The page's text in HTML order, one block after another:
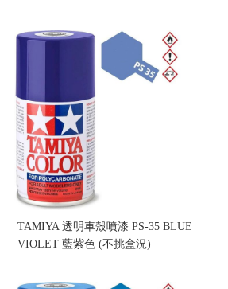
TAMIYA 透明車殼噴漆 PS-35 BLUE
VIOLET 藍紫色 (不挑盒況)